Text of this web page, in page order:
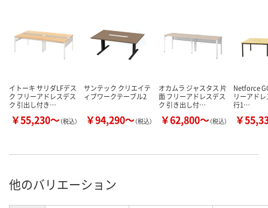
イトーキ サリダLFデス
ク フリーアドレスデス
ク 引出し付き…
￥55,230～（税込）
サンテック クリエイテ
ィブワークテーブル2
￥94,290～（税込）
オカムラ ジャスタス 片
面 フリーアドレスデス
ク 引き出し付…
￥62,800～（税込）
Netforce
リーアド
行1…
￥
他のバリエーション